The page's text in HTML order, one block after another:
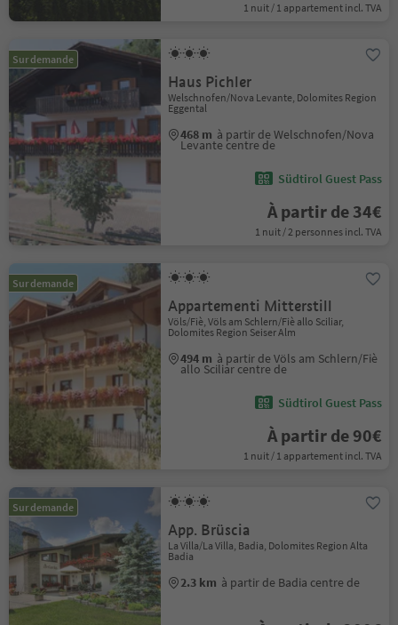
1 nuit / 1 appartement incl. TVA
Sur demande
Haus Pichler
Welschnofen/Nova Levante, Dolomites Region
Eggental
468 m à partir de Welschnofen/Nova
Levante centre de
Südtirol Guest Pass
À partir de 34€
1 nuit / 2 personnes incl. TVA
Sur demande
Appartementi Mitterstill
Völs/Fiè, Völs am Schlern/Fiè allo Sciliar,
Dolomites Region Seiser Alm
494 m à partir de Völs am Schlern/Fiè
allo Sciliar centre de
Südtirol Guest Pass
À partir de 90€
1 nuit / 1 appartement incl. TVA
Sur demande
App. Brüscia
La Villa/La Villa, Badia, Dolomites Region Alta
Badia
2.3 km à partir de Badia centre de